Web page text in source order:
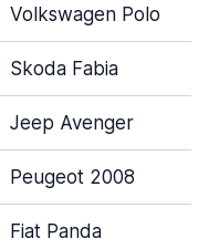
Volkswagen Polo
Skoda Fabia
Jeep Avenger
Peugeot 2008
Fiat Panda